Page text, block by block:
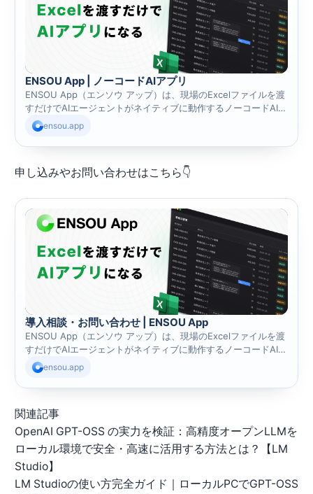
ENSOU App | ノーコードAIアプリ
ENSOU App（エンソウ アップ）は、現場のExcelファイルを渡
すだけでAIエージェントがネイティブに動作するノーコードAIア
プリです。アプリ設計や操作方法の習得は不要で、チャットに
日本語で指示するだけで、データの登録・更新・集計・分析・
PDF読み取り・レポート作成・定期業務の再実行までAIエージェ
ensou.app
申し込みやお問い合わせはこちら👇
導入相談・お問い合わせ | ENSOU App
ENSOU App（エンソウ アップ）は、現場のExcelファイルを渡
すだけでAIエージェントがネイティブに動作するノーコードAIア
プリです。アプリ設計や操作方法の習得は不要で、チャットに
日本語で指示するだけで、データの登録・更新・集計・分析・
PDF読み取り・レポート作成・定期業務の再実行までAIエージェ
ensou.app
関連記事
OpenAI GPT-OSS の実力を検証：高精度オープンLLMを
ローカル環境で安全・高速に活用する方法とは？【LM
Studio】
LM Studioの使い方完全ガイド｜ローカルPCでGPT-OSS